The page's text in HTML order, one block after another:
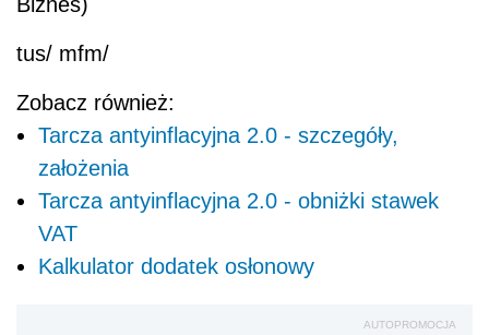
tus/ mfm/
Zobacz również:
Tarcza antyinflacyjna 2.0 - szczegóły,
założenia
Tarcza antyinflacyjna 2.0 - obniżki stawek
VAT
Kalkulator dodatek osłonowy
AUTOPROMOCJA